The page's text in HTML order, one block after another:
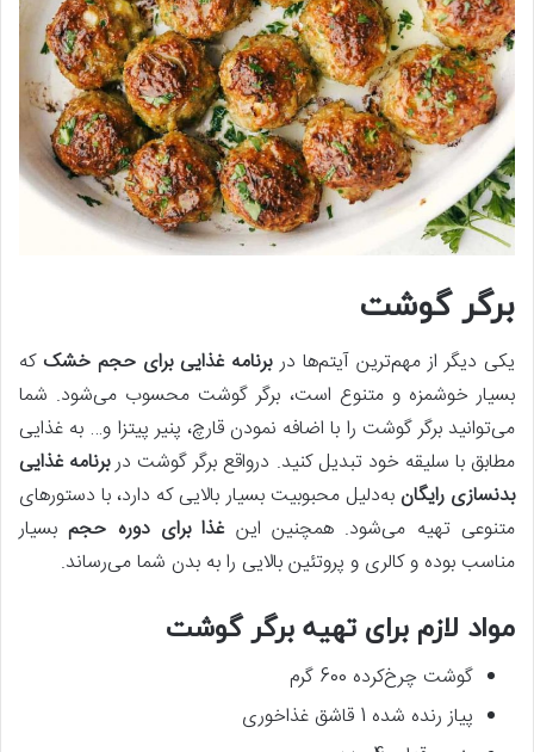
برگر گوشت
یکی دیگر از مهم‌ترین آیتم‌ها دربرنامه غذایی برای حجم خشک که
بسیار خوشمزه و متنوع است، برگر گوشت محسوب می‌شود. شما
می‌توانید برگر گوشت را با اضافه نمودن قارچ، پنیر پیتزا و… به غذایی
مطابق با سلیقه خود تبدیل کنید. درواقع برگر گوشت دربرنامه غذایی
بدنسازی رایگان به‌دلیل محبوبیت بسیار بالایی که دارد، با دستورهای
متنوعی تهیه می‌شود. همچنین اینغذا برای دوره حجمبسیار
مناسب بوده و کالری و پروتئین بالایی را به بدن شما می‌رساند.
مواد لازم برای تهیه برگر گوشت
گوشت چرخ‌کرده 600 گرم
پیاز رنده شده 1 قاشق غذاخوری